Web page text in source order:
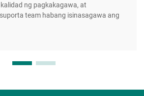
ng pagkakagawa, at
team habang isinasagawa ang